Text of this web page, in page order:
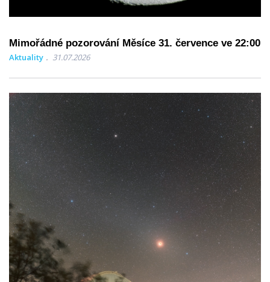
Mimořádné pozorování Měsíce 31. července ve 22:00
Aktuality 31.07.2026